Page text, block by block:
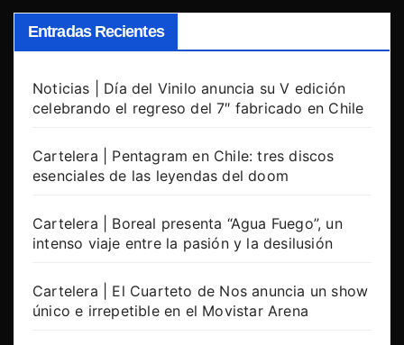
Entradas Recientes
Noticias | Día del Vinilo anuncia su V edición
celebrando el regreso del 7″ fabricado en Chile
Cartelera | Pentagram en Chile: tres discos
esenciales de las leyendas del doom
Cartelera | Boreal presenta “Agua Fuego”, un
intenso viaje entre la pasión y la desilusión
Cartelera | El Cuarteto de Nos anuncia un show
único e irrepetible en el Movistar Arena